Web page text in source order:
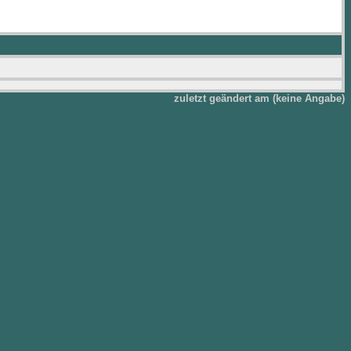
zuletzt geändert am (keine Angabe)